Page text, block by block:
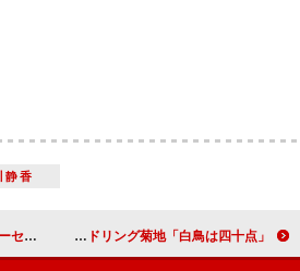
静香
ックに」 たんぽぽ白鳥「自分は美人要員」 アイドリング菊地「白鳥は四十点」